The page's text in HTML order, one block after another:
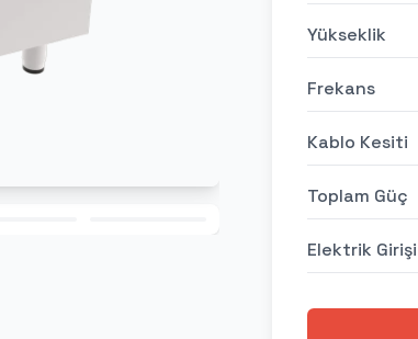
Yükseklik
Frekans
Kablo Kesiti
Toplam Güç
Elektrik Girişi